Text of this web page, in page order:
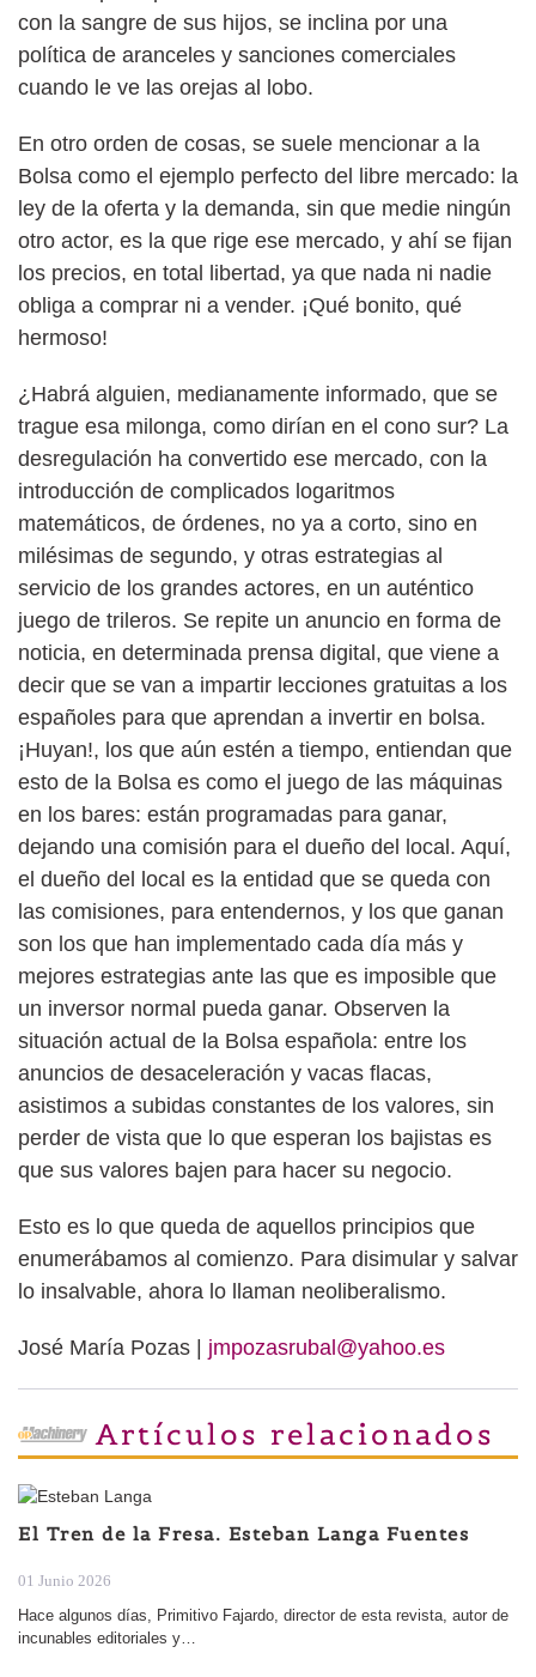
con la sangre de sus hijos, se inclina por una
política de aranceles y sanciones comerciales
cuando le ve las orejas al lobo.
En otro orden de cosas, se suele mencionar a la
Bolsa como el ejemplo perfecto del libre mercado: la
ley de la oferta y la demanda, sin que medie ningún
otro actor, es la que rige ese mercado, y ahí se fijan
los precios, en total libertad, ya que nada ni nadie
obliga a comprar ni a vender. ¡Qué bonito, qué
hermoso!
¿Habrá alguien, medianamente informado, que se
trague esa milonga, como dirían en el cono sur? La
desregulación ha convertido ese mercado, con la
introducción de complicados logaritmos
matemáticos, de órdenes, no ya a corto, sino en
milésimas de segundo, y otras estrategias al
servicio de los grandes actores, en un auténtico
juego de trileros. Se repite un anuncio en forma de
noticia, en determinada prensa digital, que viene a
decir que se van a impartir lecciones gratuitas a los
españoles para que aprendan a invertir en bolsa.
¡Huyan!, los que aún estén a tiempo, entiendan que
esto de la Bolsa es como el juego de las máquinas
en los bares: están programadas para ganar,
dejando una comisión para el dueño del local. Aquí,
el dueño del local es la entidad que se queda con
las comisiones, para entendernos, y los que ganan
son los que han implementado cada día más y
mejores estrategias ante las que es imposible que
un inversor normal pueda ganar. Observen la
situación actual de la Bolsa española: entre los
anuncios de desaceleración y vacas flacas,
asistimos a subidas constantes de los valores, sin
perder de vista que lo que esperan los bajistas es
que sus valores bajen para hacer su negocio.
Esto es lo que queda de aquellos principios que
enumerábamos al comienzo. Para disimular y salvar
lo insalvable, ahora lo llaman neoliberalismo.
José María Pozas | jmpozasrubal@yahoo.es
Artículos relacionados